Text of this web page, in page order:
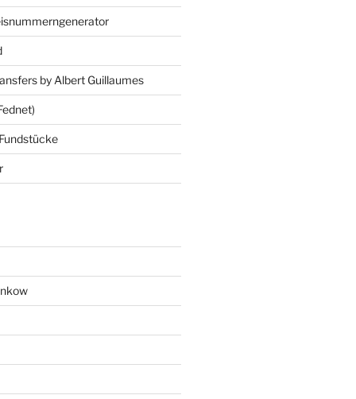
by Albert Guillaumes